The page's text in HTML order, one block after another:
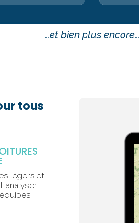
…et bien plus encore…
tous
légers et
analyser